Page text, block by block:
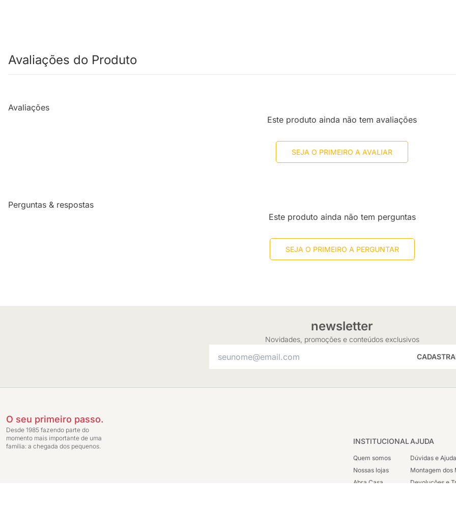
Avaliações do Produto
Avaliações
Este produto ainda não tem avaliações
SEJA O PRIMEIRO A AVALIAR
Perguntas & respostas
Este produto ainda não tem perguntas
SEJA O PRIMEIRO A PERGUNTAR
newsletter
Novidades, promoções e conteúdos exclusivos
O seu primeiro passo.
Desde 1985 fazendo parte do
momento mais importante de uma
família: a chegada dos pequenos.
INSTITUCIONAL
Quem somos
Nossas lojas
Abra Casa
AJUDA
Dúvidas e
Montagem dos
Devoluções e